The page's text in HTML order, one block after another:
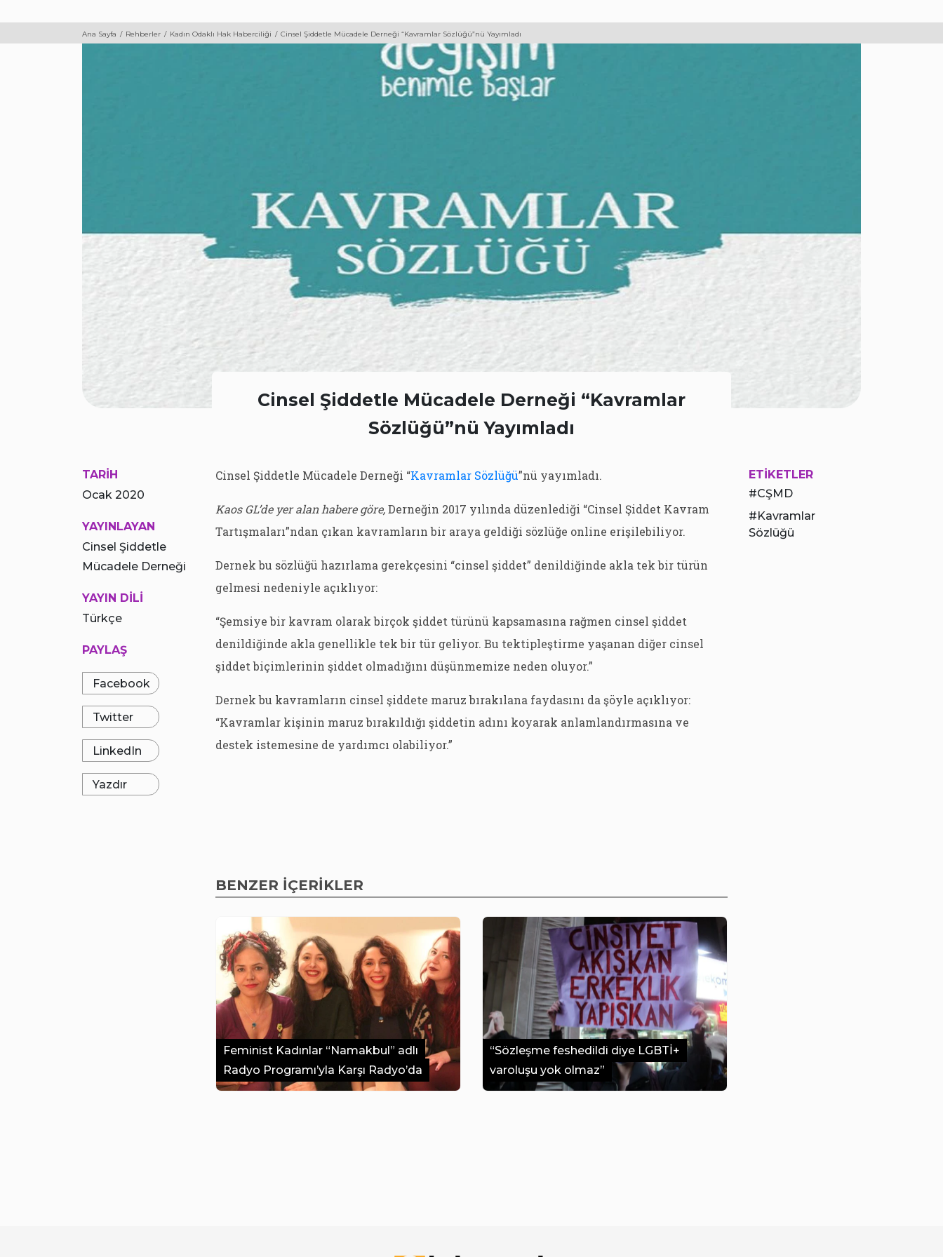
Ana Sayfa Rehberler Kadın Odaklı Hak Haberciliği Cinsel Şiddetle Mücadele Derneği “Kavramlar Sözlüğü”nü Yayımladı
Cinsel Şiddetle Mücadele Derneği “Kavramlar
Sözlüğü”nü Yayımladı
TARİH
Ocak 2020
YAYINLAYAN
Cinsel Şiddetle
Mücadele Derneği
YAYIN DİLİ
Türkçe
PAYLAŞ
Facebook
Twitter
LinkedIn
Yazdır
Cinsel Şiddetle Mücadele Derneği “Kavramlar Sözlüğü”nü yayımladı.
Kaos GL’de yer alan habere göre,Derneğin 2017 yılında düzenlediği “Cinsel Şiddet Kavram
Tartışmaları”ndan çıkan kavramların bir araya geldiği sözlüğe online erişilebiliyor.
Dernek bu sözlüğü hazırlama gerekçesini “cinsel şiddet” denildiğinde akla tek bir türün
gelmesi nedeniyle açıklıyor:
“Şemsiye bir kavram olarak birçok şiddet türünü kapsamasına rağmen cinsel şiddet
denildiğinde akla genellikle tek bir tür geliyor. Bu tektipleştirme yaşanan diğer cinsel
şiddet biçimlerinin şiddet olmadığını düşünmemize neden oluyor.”
Dernek bu kavramların cinsel şiddete maruz bırakılana faydasını da şöyle açıklıyor:
“Kavramlar kişinin maruz bırakıldığı şiddetin adını koyarak anlamlandırmasına ve
destek istemesine de yardımcı olabiliyor.”
ETIKETLER
CŞMD
Kavramlar
Sözlüğü
BENZER İÇERİKLER
Feminist Kadınlar “Namakbul” adlı
Radyo Programı’yla Karşı Radyo’da
“Sözleşme feshedildi diye LGBTİ+
varoluşu yok olmaz”